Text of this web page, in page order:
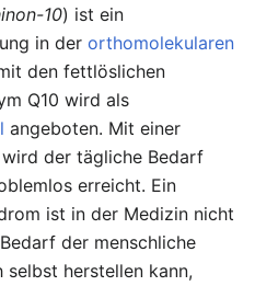
10) ist ein
in der orthomolekularen
den fettlöslichen
Q10 wird als
angeboten. Mit einer
der tägliche Bedarf
erreicht. Ein
ist in der Medizin nicht
der menschliche
selbst herstellen kann,